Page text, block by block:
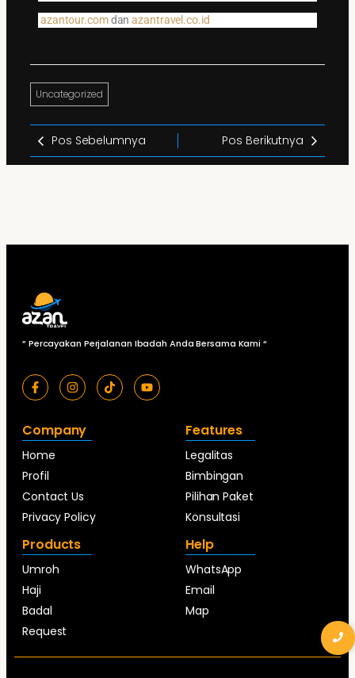
azantour.comdanazantravel.co.id
Uncategorized
Pos Sebelumnya Pos Berikutnya
” Percayakan Perjalanan Ibadah Anda Bersama Kami “
Company
Home
Profil
Contact Us
Privacy Policy
Features
Legalitas
Bimbingan
Pilihan Paket
Konsultasi
Products
Umroh
Haji
Badal
Request
Help
WhatsApp
Email
Map